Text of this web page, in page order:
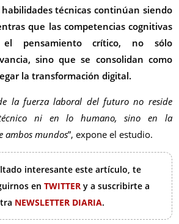
técnicas continúan siendo
que las competencias cognitivas
el pensamiento crítico, no sólo
sino que se consolidan como
la transformación digital.
la fuerza laboral del futuro no reside
ni en lo humano, sino en la
ambos mundos”, expone el estudio.
interesante este artículo, te
en TWITTER y a suscribirte a
NEWSLETTER DIARIA.